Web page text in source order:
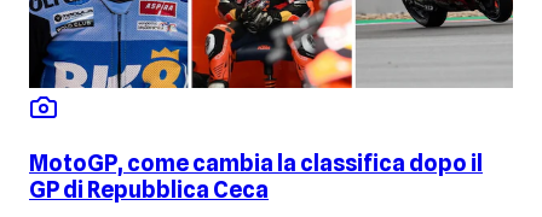
MotoGP, come cambia la classifica dopo il
GP di Repubblica Ceca